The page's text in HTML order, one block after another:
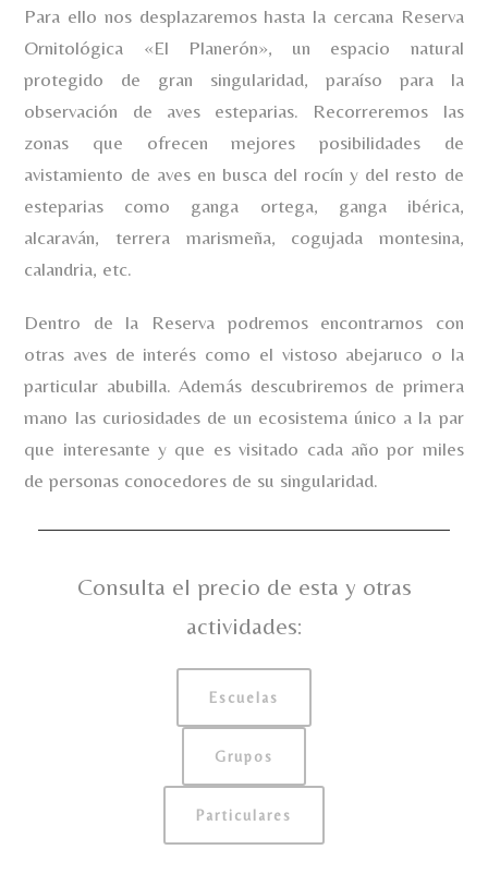
Para ello nos desplazaremos hasta la cercana Reserva
Ornitológica «El Planerón», un espacio natural
protegido de gran singularidad, paraíso para la
observación de aves esteparias. Recorreremos las
zonas que ofrecen mejores posibilidades de
avistamiento de aves en busca del rocín y del resto de
esteparias como ganga ortega, ganga ibérica,
alcaraván, terrera marismeña, cogujada montesina,
calandria, etc.
Dentro de la Reserva podremos encontrarnos con
otras aves de interés como el vistoso abejaruco o la
particular abubilla. Además descubriremos de primera
mano las curiosidades de un ecosistema único a la par
que interesante y que es visitado cada año por miles
de personas conocedores de su singularidad.
Consulta el precio de esta y otras
actividades:
Escuelas
Grupos
Particulares